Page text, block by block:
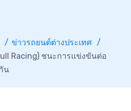
ข่าวรถยนต์ต่างประเทศ
Racing) ชนะการแข่งขันต่อ
น